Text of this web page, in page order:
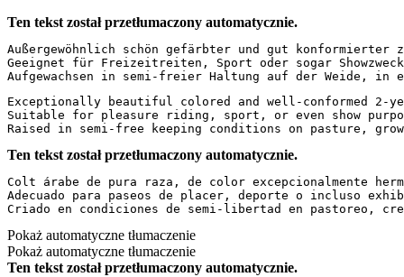
Ten tekst został przetłumaczony automatycznie.
Außergewöhnlich schön gefärbter und gut
Geeignet für Freizeitreiten, Sport oder sogar
Aufgewachsen in semi-freier Haltung auf der Weide, in
Exceptionally beautiful colored and well-conformed
Suitable for pleasure riding, sport, or even show
Raised in semi-free keeping conditions on pasture,
Ten tekst został przetłumaczony automatycznie.
Colt árabe de pura raza, de color excepcionalmente
Adecuado para paseos de placer, deporte o incluso
Criado en condiciones de semi-libertad en pastoreo,
Pokaż automatyczne tłumaczenie
Pokaż automatyczne tłumaczenie
Ten tekst został przetłumaczony automatycznie.